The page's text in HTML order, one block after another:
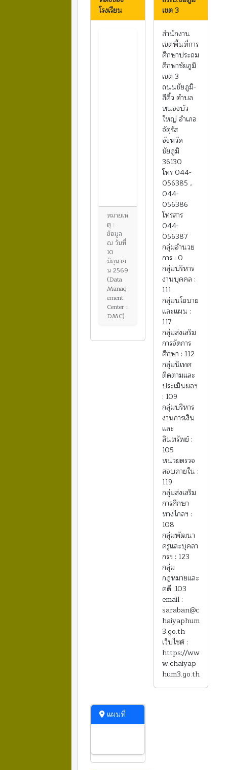
โรงเรียน
หมายเห
ตุ :
ข้อมูล
ณ วันที่
10
มิถุนาย
น 2569
(Data
Manag
ement
Center :
DMC)
เขต 3
สำนักงาน
เขตพื้นที่การ
ศึกษาประถม
ศึกษาชัยภูมิ
เขต 3
ถนนชัยภูมิ-
สีคิ้ว ตำบล
หนองบัว
ใหญ่ อำเภอ
จัตุรัส
จังหวัด
ชัยภูมิ
36130
โทร 044-
056385 ,
044-
056386
โทรสาร
044-
056387
กลุ่มอำนวย
การ : 0
กลุ่มบริหาร
งานบุคคล :
111
กลุ่มนโยบาย
และแผน :
117
กลุ่มส่งเสริม
การจัดการ
ศึกษา : 112
กลุ่มนิเทศ
ติดตามและ
ประเมินผลฯ
: 109
กลุ่มบริหาร
งานการเงิน
และ
สินทรัพย์ :
105
หน่วยตรวจ
สอบภายใน :
119
กลุ่มส่งเสริม
การศึกษา
ทางไกลฯ :
108
กลุ่มพัฒนา
ครูและบุคลา
กรฯ : 123
กลุ่ม
กฎหมายและ
คดี :103
email :
saraban@c
haiyaphum
3.go.th
เว็บไซต์ :
https://ww
w.chaiyap
hum3.go.th
แผนที่